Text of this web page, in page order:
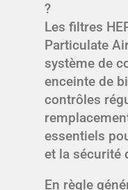
?
Les filtres
Particulate
système de
enceinte de
contrôles
essentiels
et la sécurité
En règle